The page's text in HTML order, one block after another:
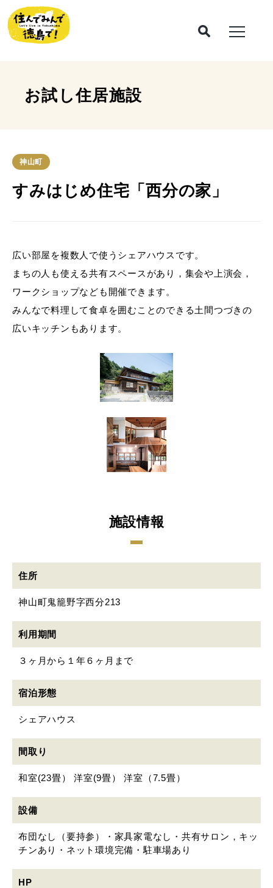
お試し住居施設
神山町
すみはじめ住宅「西分の家」
広い部屋を複数人で使うシェアハウスです。
まちの人も使える共有スペースがあり，集会や上演会，
ワークショップなども開催できます。
みんなで料理して食卓を囲むことのできる土間つづきの
広いキッチンもあります。
施設情報
住所
神山町鬼籠野字西分213
利用期間
３ヶ月から１年６ヶ月まで
宿泊形態
シェアハウス
間取り
和室(23畳） 洋室(9畳） 洋室（7.5畳）
設備
布団なし（要持参）・家具家電なし・共有サロン，キッ
チンあり・ネット環境完備・駐車場あり
HP